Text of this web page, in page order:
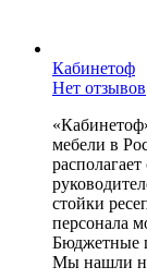
Кабинетоф
Нет отзывов
мебели в
стойки
персонала
Бюджетные
Мы нашли